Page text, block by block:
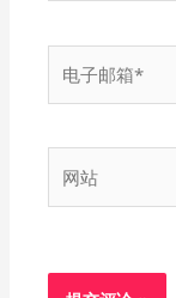
子
箱
站